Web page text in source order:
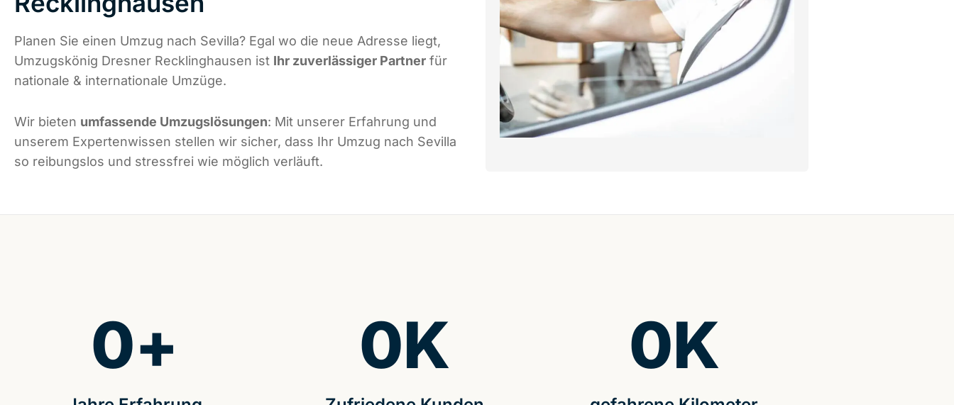
Planen Sie einen Umzug nach Sevilla? Egal wo die neue Adresse liegt,
Umzugskönig Dresner Recklinghausen ist Ihr zuverlässiger Partner für
nationale & internationale Umzüge.
Wir bieten umfassende Umzugslösungen: Mit unserer Erfahrung und
unserem Expertenwissen stellen wir sicher, dass Ihr Umzug nach Sevilla
so reibungslos und stressfrei wie möglich verläuft.
0+ 0K 0K